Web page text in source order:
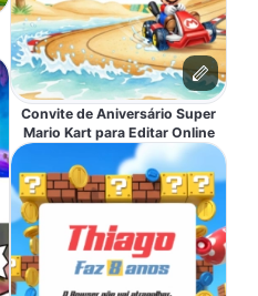
Convite de Aniversário Super
Mario Kart para Editar Online